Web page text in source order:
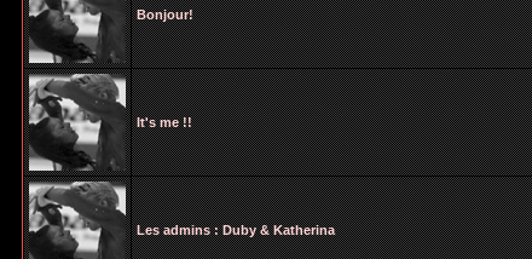
Bonjour!
It's me !!
Les admins : Duby & Katherina